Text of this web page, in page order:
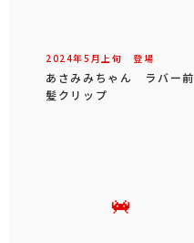
2024年5 月 上旬 登場
あさみみちゃん ラバー前
髪クリップ